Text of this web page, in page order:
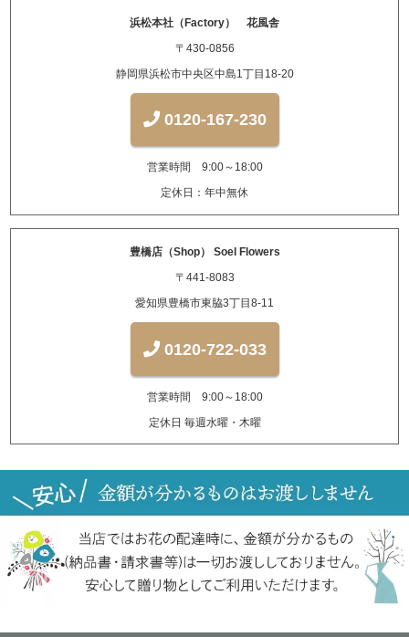
浜松本社（Factory） 花風舎
〒430-0856
静岡県浜松市中央区中島1丁目18-20
0120-167-230
営業時間 9:00～18:00
定休日：年中無休
豊橋店（Shop） Soel Flowers
〒441-8083
愛知県豊橋市東脇3丁目8-11
0120-722-033
営業時間 9:00～18:00
定休日 毎週水曜・木曜